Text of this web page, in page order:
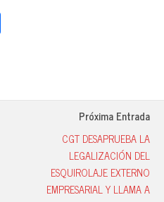
pa
Próxima Entrada
CGT DESAPRUEBA LA
LEGALIZACIÓN DEL
ESQUIROLAJE EXTERNO
EMPRESARIAL Y LLAMA A